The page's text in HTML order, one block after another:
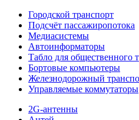
Городской транспорт
Подсчёт пассажиропотока
Медиасистемы
Автоинформаторы
Табло для общественного
Бортовые компьютеры
Железнодорожный
Управляемые коммутаторы
2G-антенны